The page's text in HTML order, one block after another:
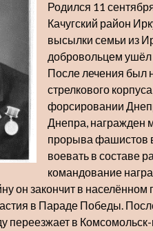
Родился 11
Качугский район
высылки семьи из
добровольцем ушёл
После лечения был
стрелкового
форсировании
Днепра, награжден
прорыва фашистов
воевать в составе
командование
он закончит в
в Параде Победы.
переезжает в